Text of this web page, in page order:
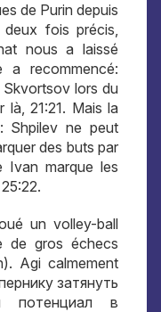
de Purin depuis
fois précis,
nous a laissé
a recommencé:
lors du
là, 21:21. Mais la
Shpilev ne peut
des buts par
Ivan marque les
un volley-ball
de gros échecs
Agi calmement
затянуть
потенциал в